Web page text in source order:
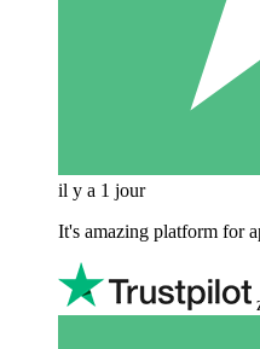
il y a 1 jour
It's amazing platform for